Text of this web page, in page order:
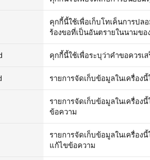
คุกกี้นี้ใช้เพื่อเก็บโทเค็นการป
ร้องขอที่เป็นอันตรายในนามขอ
คุกกี้นี้ใช้เพื่อระบุว่าคำขอควรเ
รายการจัดเก็บข้อมูลในเครื่อง
รายการจัดเก็บข้อมูลในเครื่อง
ข้อความ
รายการจัดเก็บข้อมูลในเครื่อง
แก้ไขข้อความ